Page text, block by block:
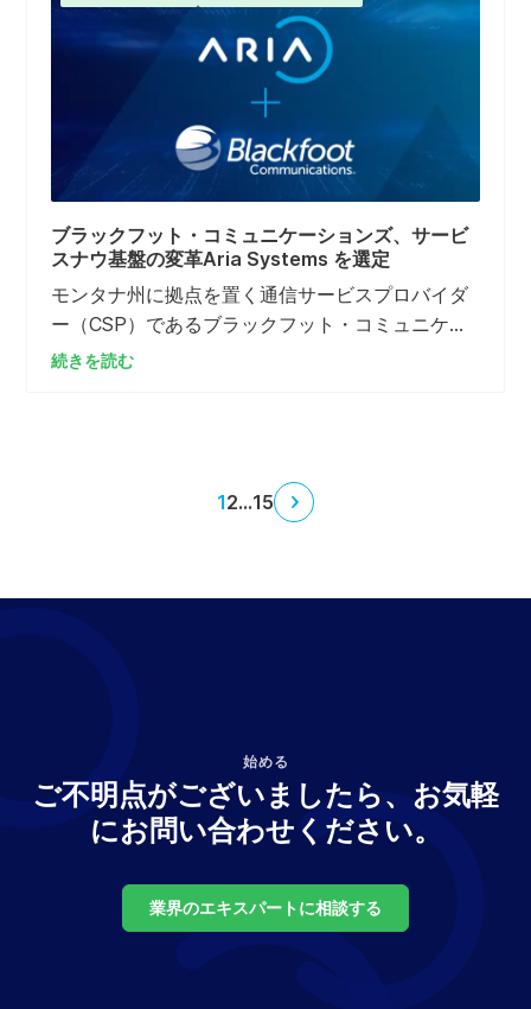
ブラックフット・コミュニケーションズ、サービ
スナウ基盤の変革Aria Systems を選定
モンタナ州に拠点を置く通信サービスプロバイダ
ー（CSP）であるブラックフット・コミュニケー
ションズは、自社の技術基盤をServiceNow AIプ
続きを読む
12...15
次
ー
始める
ご不明点がございましたら、お気軽
にお問い合わせください。
業界のエキスパートに相談する